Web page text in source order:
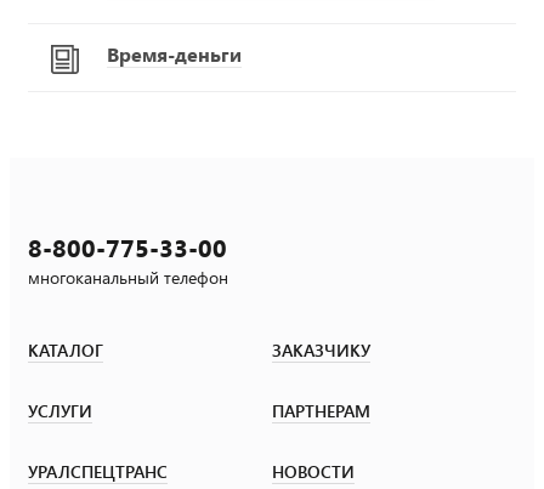
Время-деньги
8-800-775-33-00
многоканальный телефон
КАТАЛОГ ЗАКАЗЧИКУ
УСЛУГИ ПАРТНЕРАМ
УРАЛСПЕЦТРАНС НОВОСТИ